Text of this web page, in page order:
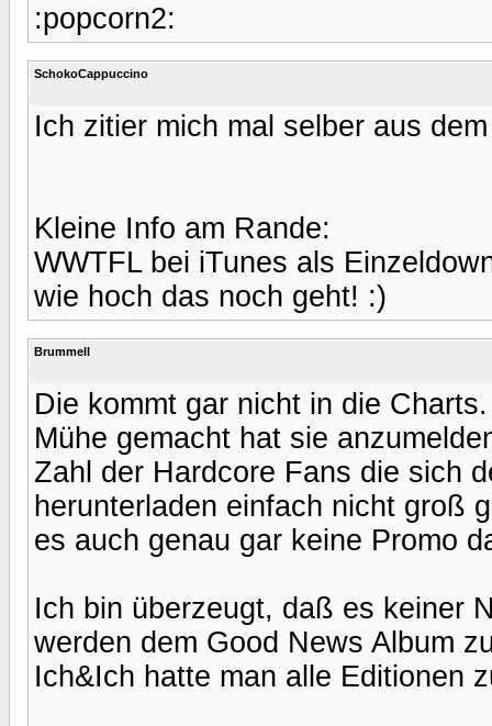
:popcorn2:
SchokoCappuccino
Ich zitier mich mal selber aus
Kleine Info am Rande:
WWTFL bei iTunes als
wie hoch das noch geht! :)
Brummell
Die kommt gar nicht in die
Mühe gemacht hat sie
Zahl der Hardcore Fans die sich
herunterladen einfach nicht groß
es auch genau gar keine Promo
Ich bin überzeugt, daß es keiner
werden dem Good News Album
Ich&Ich hatte man alle Editionen